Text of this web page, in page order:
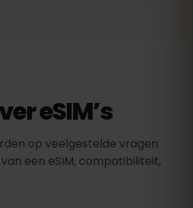
eSIM’s
op veelgestelde vragen
een eSIM, compatibiliteit,